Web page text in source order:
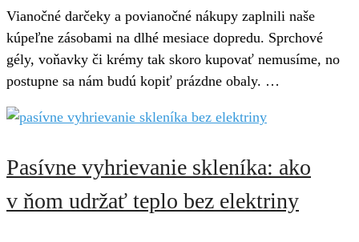
Vianočné darčeky a povianočné nákupy zaplnili naše
kúpeľne zásobami na dlhé mesiace dopredu. Sprchové
gély, voňavky či krémy tak skoro kupovať nemusíme, no
postupne sa nám budú kopiť prázdne obaly. …
Pasívne vyhrievanie skleníka: ako
v ňom udržať teplo bez elektriny